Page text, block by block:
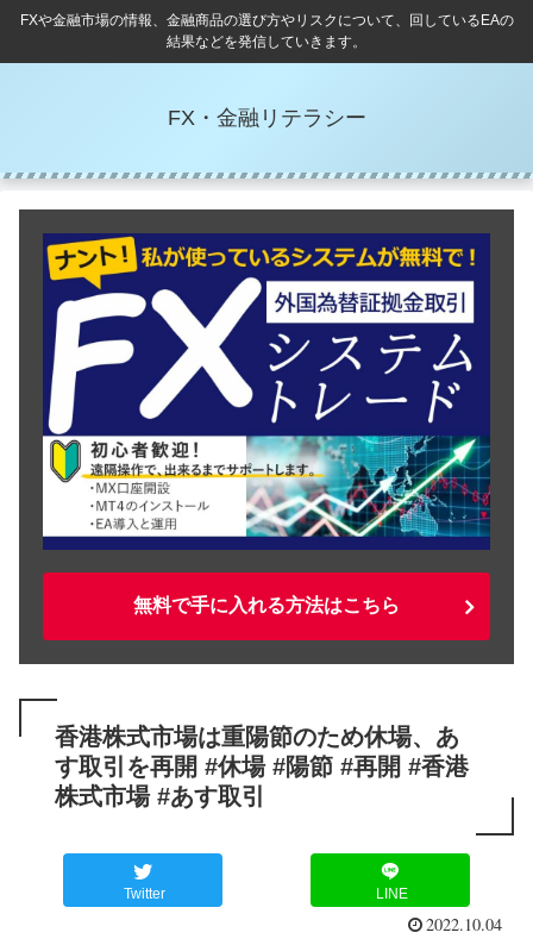
FXや金融市場の情報、金融商品の選び方やリスクについて、回しているEAの
結果などを発信していきます。
FX・金融リテラシー
無料で手に入れる方法はこちら
香港株式市場は重陽節のため休場、あ
す取引を再開 #休場 #陽節 #再開 #香港
株式市場 #あす取引
Twitter LINE
2022.10.04